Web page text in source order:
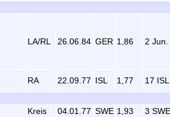
LA/RL 26.06.84 GER 1,86 2 Jun.
RA 22.09.77 ISL 1,77
17 ISL
Kreis 04.01.77 SWE 1,93
3 SWE